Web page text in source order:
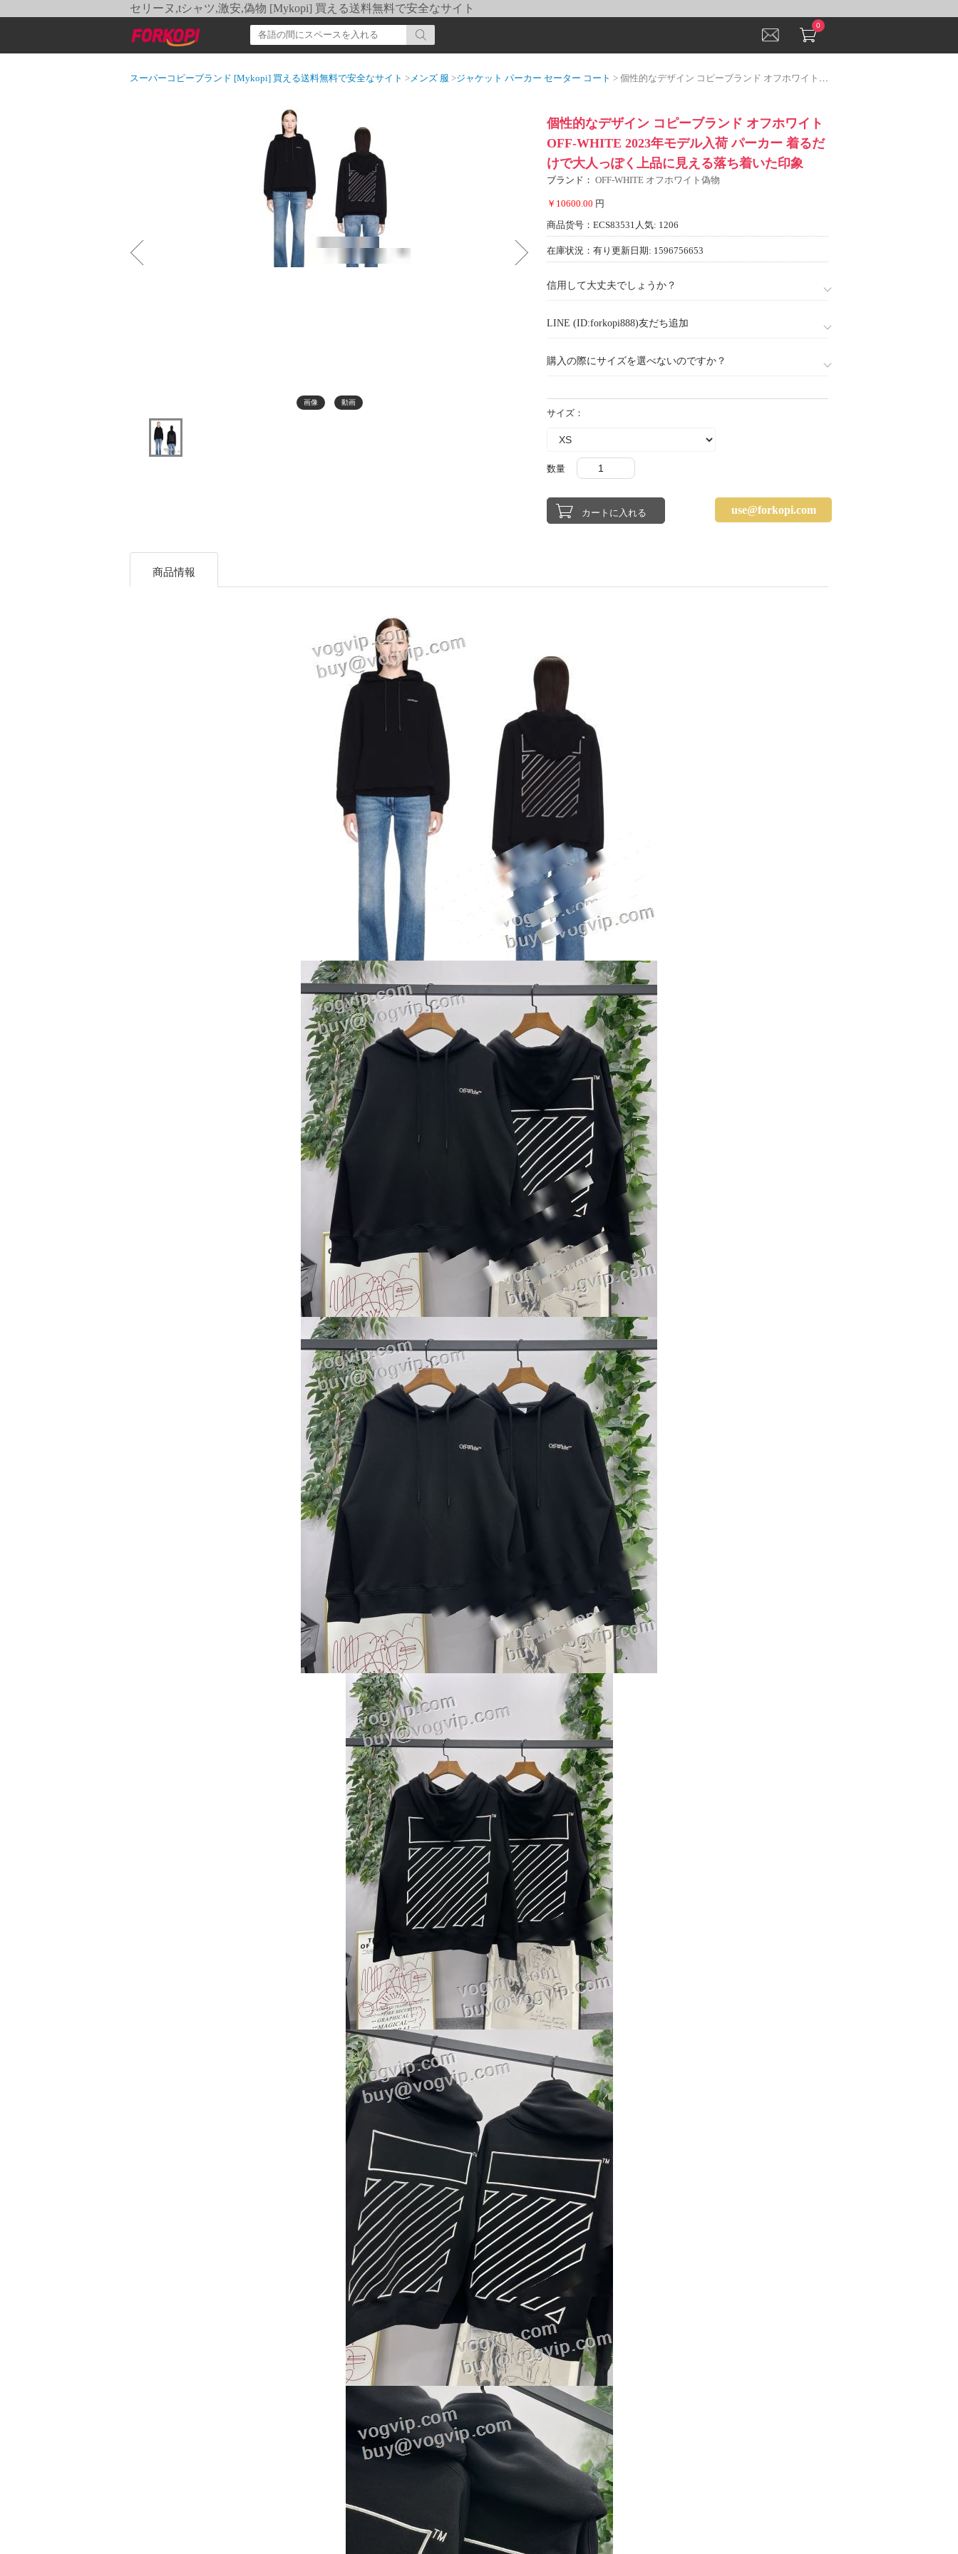
セリーヌ,tシャツ,激安,偽物 [Mykopi] 買える送料無料で安全なサイト
0
スーパーコピーブランド [Mykopi] 買える送料無料で安全なサイト >メンズ 服 >ジャケット パーカー セーター コート > 個性的なデザイン コピーブランド オフホワイト OFF-WHITE 2023年モデル入荷 パーカー 着るだけで大人っぽく上品に見える落ち着いた印象
画像 動画
個性的なデザイン コピーブランド オフホワイト
OFF-WHITE 2023年モデル入荷 パーカー 着るだ
けで大人っぽく上品に見える落ち着いた印象
ブランド： OFF-WHITE オフホワイト偽物
￥10600.00 円
商品货号：ECS83531 人気: 1206
在庫状況：有り 更新日期: 1596756653
信用して大丈夫でしょうか？
LINE (ID:forkopi888)友だち追加
購入の際にサイズを選べないのですか？
サイズ：
数量
use@forkopi.com
商品情報